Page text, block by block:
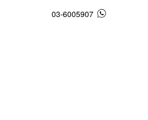
03-6005907